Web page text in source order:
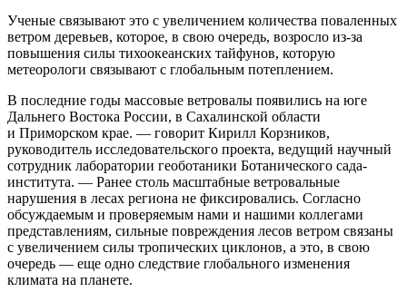
Ученые связывают это с увеличением количества поваленных
ветром деревьев, которое, в свою очередь, возросло из-за
повышения силы тихоокеанских тайфунов, которую
метеорологи связывают с глобальным потеплением.
В последние годы массовые ветровалы появились на юге
Дальнего Востока России, в Сахалинской области
и Приморском крае. — говорит Кирилл Корзников,
руководитель исследовательского проекта, ведущий научный
сотрудник лаборатории геоботаники Ботанического сада-
института. — Ранее столь масштабные ветровальные
нарушения в лесах региона не фиксировались. Согласно
обсуждаемым и проверяемым нами и нашими коллегами
представлениям, сильные повреждения лесов ветром связаны
с увеличением силы тропических циклонов, а это, в свою
очередь — еще одно следствие глобального изменения
климата на планете.